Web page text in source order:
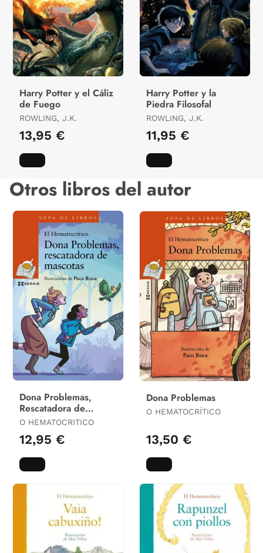
Harry Potter y el Cáliz
de Fuego
ROWLING, J.K.
13,95 €
Harry Potter y la
Piedra Filosofal
ROWLING, J.K.
11,95 €
Otros libros del autor
Dona Problemas,
Rescatadora de
Mascotas. (Merlin 7
O HEMATOCRITICO
12,95 €
Dona Problemas
O HEMATOCRÍTICO
13,50 €